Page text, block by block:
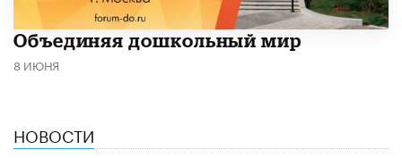
​Объединяя дошкольный мир
8 ИЮНЯ
НОВОСТИ